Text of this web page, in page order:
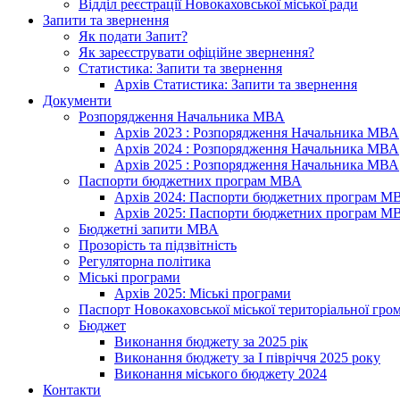
Відділ реєстрації Новокаховської міської ради
Запити та звернення
Як подати Запит?
Як зареєструвати офіційне звернення?
Статистика: Запити та звернення
Архів Статистика: Запити та звернення
Документи
Розпорядження Начальника МВА
Архів 2023 : Розпорядження Начальника МВА
Архів 2024 : Розпорядження Начальника МВА
Архів 2025 : Розпорядження Начальника МВА
Паспорти бюджетних програм МВА
Архів 2024: Паспорти бюджетних програм
Архів 2025: Паспорти бюджетних програм
Бюджетні запити МВА
Прозорість та підзвітність
Регуляторна політика
Міські програми
Архів 2025: Міські програми
Паспорт Новокаховської міської територіальної
Бюджет
Виконання бюджету за 2025 рік
Виконання бюджету за І півріччя 2025 року
Виконання міського бюджету 2024
Контакти